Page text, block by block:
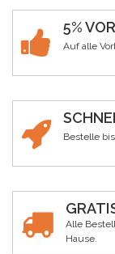
5%
Auf alle
Bestelle
Alle
Hause.